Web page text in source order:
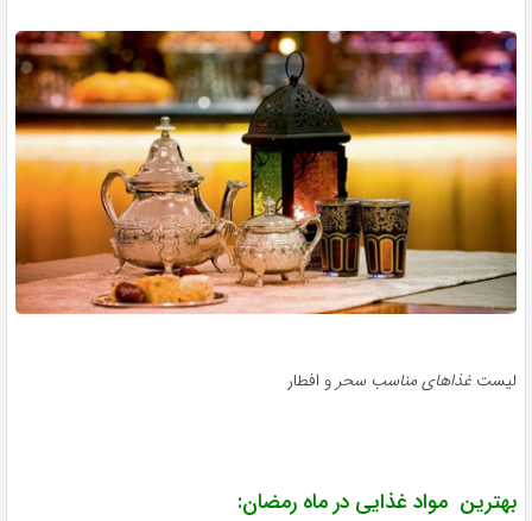
غذاهای مناسب سحرو افطار
مواد غذایی در ماه رمضان: